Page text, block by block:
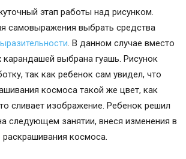
этап работы над рисунком.
самовыражения выбрать средства
. В данном случае вместо
выбрана гуашь. Рисунок
так как ребенок сам увидел, что
космоса такой же цвет, как
сливает изображение. Ребенок решил
следующем занятии, внеся изменения в
раскрашивания космоса.